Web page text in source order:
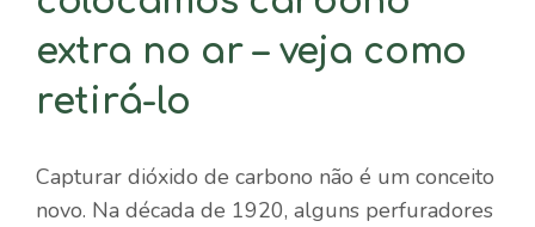
extra no ar – veja como
retirá-lo
Capturar dióxido de carbono não é um conceito
novo. Na década de 1920, alguns perfuradores